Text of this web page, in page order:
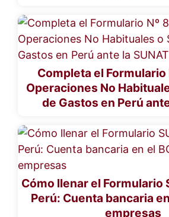
Completa el Formulario
Operaciones No
de Gastos en Perú
Cómo llenar el Formulario
Perú: Cuenta bancaria
empresas